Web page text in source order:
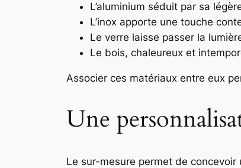
L’aluminium séduit par sa
L’inox apporte une touche
Le verre laisse passer la
Le bois, chaleureux et
Associer ces matériaux entre eux
Une
Le sur-mesure permet de